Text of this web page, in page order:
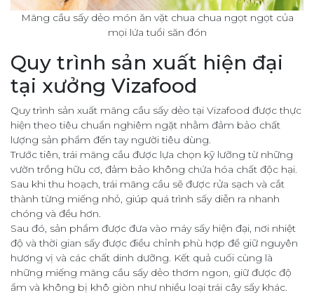
Mãng cầu sấy dẻo món ăn vặt chua chua ngọt ngọt của
mọi lứa tuổi săn đón
Quy trình sản xuất hiện đại
tại xưởng Vizafood
Quy trình sản xuất mãng cầu sấy dẻo tại Vizafood được thực
hiện theo tiêu chuẩn nghiêm ngặt nhằm đảm bảo chất
lượng sản phẩm đến tay người tiêu dùng.
Trước tiên, trái mãng cầu được lựa chọn kỹ lưỡng từ những
vườn trồng hữu cơ, đảm bảo không chứa hóa chất độc hại.
Sau khi thu hoạch, trái mãng cầu sẽ được rửa sạch và cắt
thành từng miếng nhỏ, giúp quá trình sấy diễn ra nhanh
chóng và đều hơn.
Sau đó, sản phẩm được đưa vào máy sấy hiện đại, nơi nhiệt
độ và thời gian sấy được điều chỉnh phù hợp để giữ nguyên
hương vị và các chất dinh dưỡng. Kết quả cuối cùng là
những miếng mãng cầu sấy dẻo thơm ngon, giữ được độ
ẩm và không bị khô giòn như nhiều loại trái cây sấy khác.